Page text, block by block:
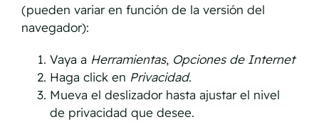
(pueden variar en función de la versión del
navegador):
Vaya a Herramientas, Opciones de Internet
Haga click en Privacidad.
Mueva el deslizador hasta ajustar el nivel
de privacidad que desee.